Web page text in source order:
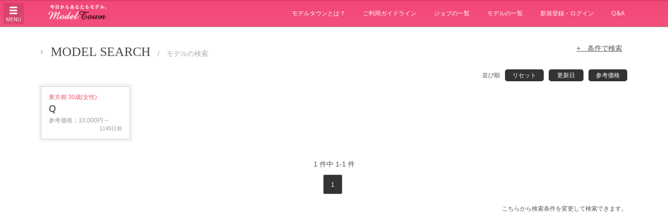
MENU
モデルタウンとは？ ご利用ガイドライン ジョブの一覧 モデルの一覧 新規登録・ログイン Q&A
MODEL SEARCH / モデルの検索
+ 条件で検索
並び順 リセット 更新日 参考価格
東京都 30歳(女性)
Q
参考価格：10,000円～
1145日前
1 件中 1-1 件
1
こちらから検索条件を変更して検索できます。